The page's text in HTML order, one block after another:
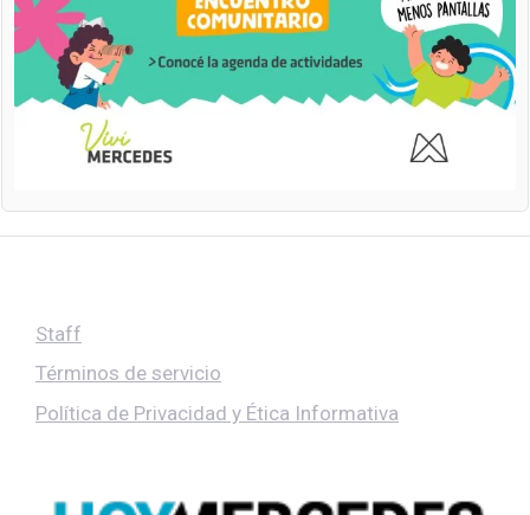
Staff
Términos de servicio
Política de Privacidad y Ética Informativa